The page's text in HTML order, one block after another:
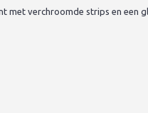
met verchroomde strips en